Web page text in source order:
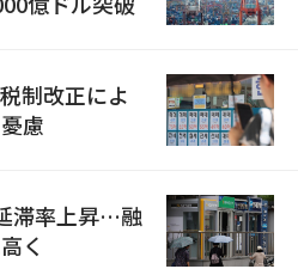
制改正によ
慮
滞率上昇…融
く